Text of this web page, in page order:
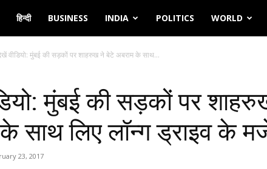
Janta
Ka
Reporter
हिन्दी BUSINESS INDIA POLITICS WORLD
वीडियो: मुंबई की सड़कों पर शाहरुख ने बेटे अबराम के साथ...
मुंबई की सड़कों पर
साथ लिए लॉन्ग ड्राइव के
23, 2017